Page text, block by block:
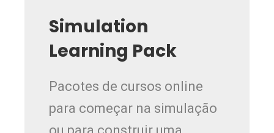
Simulation
Learning Pack
Pacotes de cursos online
para começar na simulação